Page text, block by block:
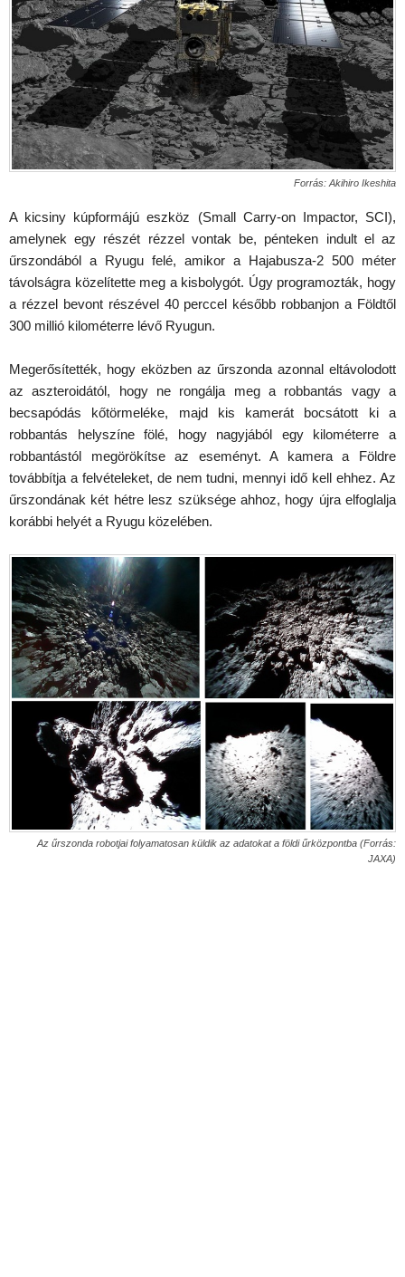
Forrás: Akihiro Ikeshita
A kicsiny kúpformájú eszköz (Small Carry-on Impactor, SCI),
amelynek egy részét rézzel vontak be, pénteken indult el az
űrszondából a Ryugu felé, amikor a Hajabusza-2 500 méter
távolságra közelítette meg a kisbolygót. Úgy programozták, hogy
a rézzel bevont részével 40 perccel később robbanjon a Földtől
300 millió kilométerre lévő Ryugun.
Megerősítették, hogy eközben az űrszonda azonnal eltávolodott
az aszteroidától, hogy ne rongálja meg a robbantás vagy a
becsapódás kőtörmeléke, majd kis kamerát bocsátott ki a
robbantás helyszíne fölé, hogy nagyjából egy kilométerre a
robbantástól megörökítse az eseményt. A kamera a Földre
továbbítja a felvételeket, de nem tudni, mennyi idő kell ehhez. Az
űrszondának két hétre lesz szüksége ahhoz, hogy újra elfoglalja
korábbi helyét a Ryugu közelében.
Az űrszonda robotjai folyamatosan küldik az adatokat a földi űrközpontba (Forrás:
JAXA)